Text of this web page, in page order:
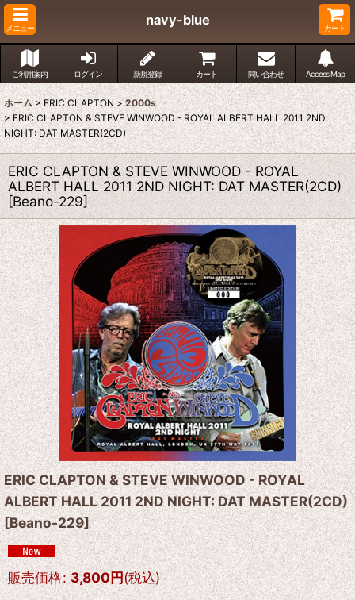
メニュー
navy-blue
カート
ご利用案内 ログイン 新規登録 カート 問い合わせ Access Map
ホーム > ERIC CLAPTON > 2000s
> ERIC CLAPTON & STEVE WINWOOD - ROYAL ALBERT HALL 2011 2ND
NIGHT: DAT MASTER(2CD)
ERIC CLAPTON & STEVE WINWOOD - ROYAL
ALBERT HALL 2011 2ND NIGHT: DAT MASTER(2CD)
[Beano-229]
ERIC CLAPTON & STEVE WINWOOD - ROYAL
ALBERT HALL 2011 2ND NIGHT: DAT MASTER(2CD)
[Beano-229]
販売価格: 3,800円(税込)